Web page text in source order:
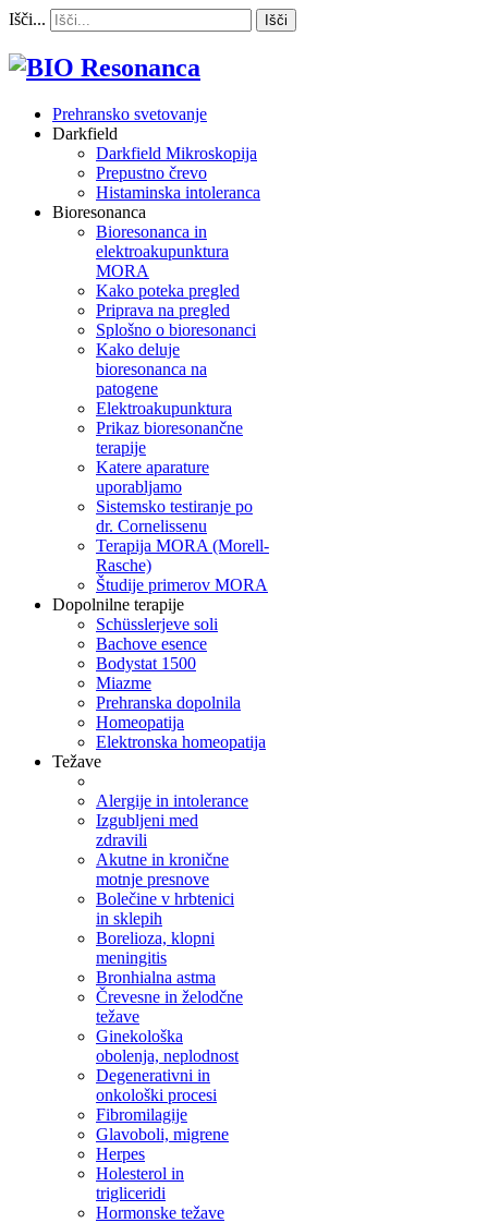
Išči... Išči
Prehransko svetovanje
Darkfield
Darkfield Mikroskopija
Prepustno črevo
Histaminska intoleranca
Bioresonanca
Bioresonanca in
elektroakupunktura
MORA
Kako poteka pregled
Priprava na pregled
Splošno o bioresonanci
Kako deluje
bioresonanca na
patogene
Elektroakupunktura
Prikaz bioresonančne
terapije
Katere aparature
uporabljamo
Sistemsko testiranje po
dr. Cornelissenu
Terapija MORA (Morell-
Rasche)
Študije primerov MORA
Dopolnilne terapije
Schüsslerjeve soli
Bachove esence
Bodystat 1500
Miazme
Prehranska dopolnila
Homeopatija
Elektronska homeopatija
Težave
Alergije in intolerance
Izgubljeni med
zdravili
Akutne in kronične
motnje presnove
Bolečine v hrbtenici
in sklepih
Borelioza, klopni
meningitis
Bronhialna astma
Črevesne in želodčne
težave
Ginekološka
obolenja, neplodnost
Degenerativni in
onkološki procesi
Fibromilagije
Glavoboli, migrene
Herpes
Holesterol in
trigliceridi
Hormonske težave